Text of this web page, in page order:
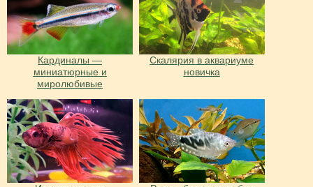
Кардиналы —
миниатюрные и
миролюбивые
Скалярия в аквариуме
новичка